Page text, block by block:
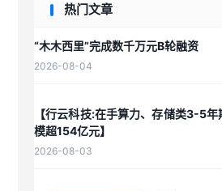
热门文章
“木木西里”完成数千万元B轮融资
2026-08-04
【行云科技:在手算力、存储类3-5
模超154亿元】
2026-08-03